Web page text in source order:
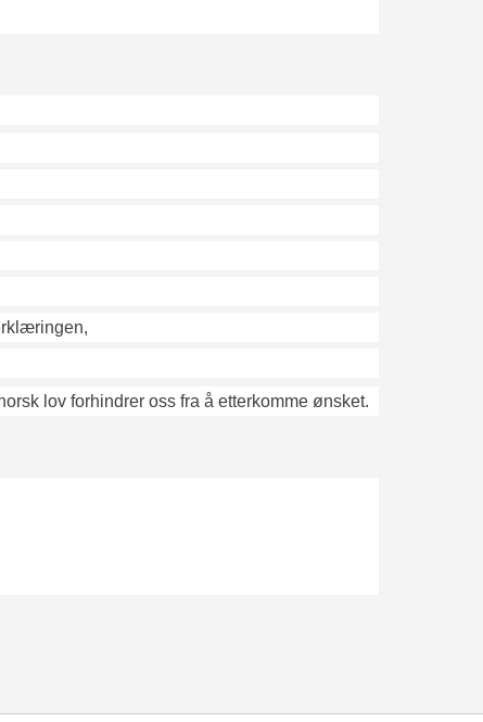
lov forhindrer oss fra å etterkomme ønsket.